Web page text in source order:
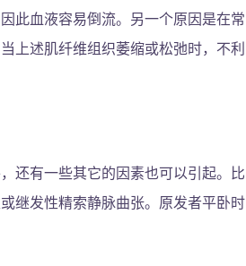
此血液容易倒流。另一个原因是在常
上述肌纤维组织萎缩或松弛时，不利
还有一些其它的因素也可以引起。比
继发性精索静脉曲张。原发者平卧时